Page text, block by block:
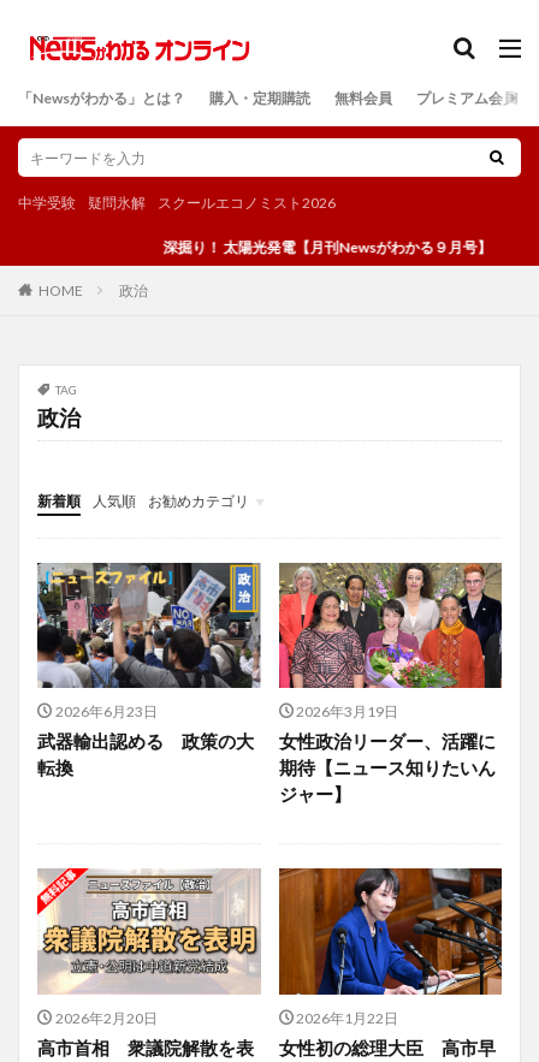
「Newsがわかる」とは？ 購入・定期購読 無料会員 プレミアム会員
中学受験 疑問氷解 スクールエコノミスト2026
深掘り！ 太陽光発電【月刊Newsがわかる９月号】
HOME 政治
TAG
政治
新着順 人気順
お勧めカテゴリ
投稿
学び
マンガ
電子書籍
2026年6月23日
武器輸出認める 政策の大
転換
2026年3月19日
女性政治リーダー、活躍に
期待【ニュース知りたいん
ジャー】
2026年2月20日
高市首相 衆議院解散を表
2026年1月22日
女性初の総理大臣 高市早
検索